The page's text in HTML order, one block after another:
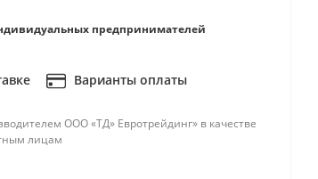
предпринимателей
Варианты оплаты
ООО «ТД» Евротрейдинг» в качестве
лицам